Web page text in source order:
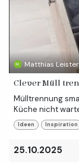
Matthias Leister
Clever Müll
Mülltrennung
Küche nicht
Ideen Inspiration
25.10.2025